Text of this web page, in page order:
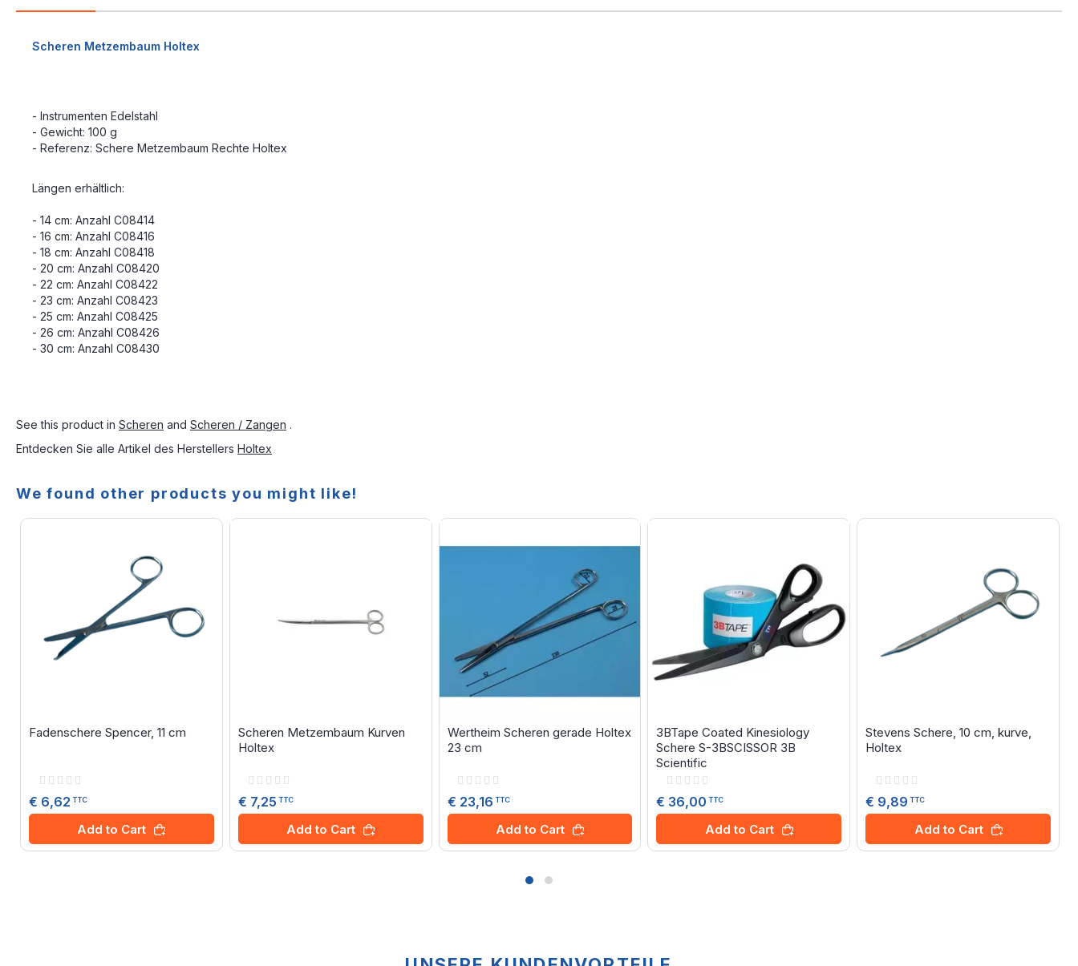
Scheren Metzembaum Holtex
- Instrumenten Edelstahl
- Gewicht: 100 g
- Referenz: Schere Metzembaum Rechte Holtex
Längen erhältlich:
- 14 cm: Anzahl C08414
- 16 cm: Anzahl C08416
- 18 cm: Anzahl C08418
- 20 cm: Anzahl C08420
- 22 cm: Anzahl C08422
- 23 cm: Anzahl C08423
- 25 cm: Anzahl C08425
- 26 cm: Anzahl C08426
- 30 cm: Anzahl C08430
See this product in Scheren and Scheren / Zangen .
Entdecken Sie alle Artikel des Herstellers Holtex
We found other products you might like!
Fadenschere Spencer, 11 cm
Rating:
€ 6,62 TTC
Add to Cart
Scheren Metzembaum Kurven
Holtex
Rating:
€ 7,25 TTC
Add to Cart
Wertheim Scheren gerade Holtex
23 cm
Rating:
€ 23,16 TTC
Add to Cart
3BTape Coated Kinesiology
Schere S-3BSCISSOR 3B
Scientific
Rating:
€ 36,00 TTC
Add to Cart
Stevens Schere, 10 cm, kurve,
Holtex
Rating:
€ 9,89 TTC
Add to Cart